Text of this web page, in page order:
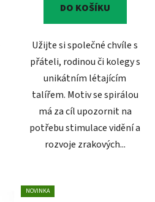
DO KOŠÍKU
Užijte si společné chvíle s
přáteli, rodinou či kolegy s
unikátním létajícím
talířem. Motiv se spirálou
má za cíl upozornit na
potřebu stimulace vidění a
rozvoje zrakových...
NOVINKA